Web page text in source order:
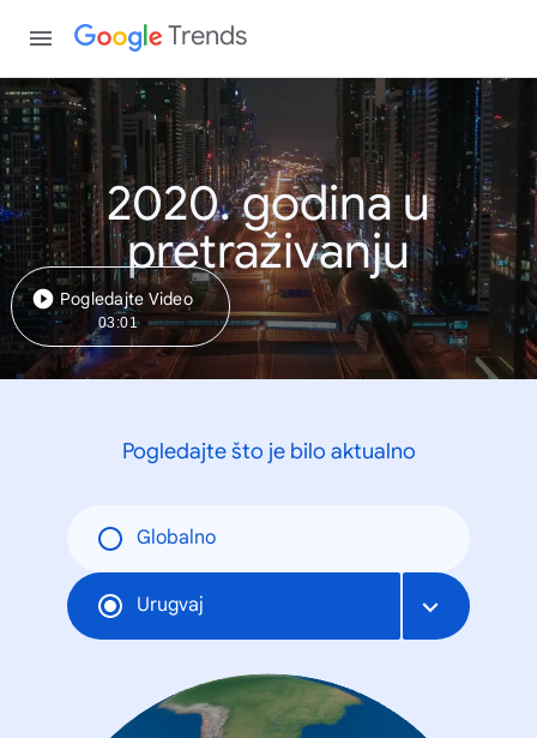
Trends
2020. godina u
pretraživanju
Pogledajte Video
03:01
Pogledajte što je bilo aktualno
Globalno
Urugvaj